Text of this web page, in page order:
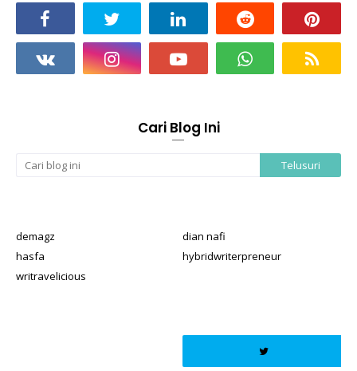
Cari Blog Ini
demagz
dian nafi
hasfa
hybridwriterpreneur
writravelicious